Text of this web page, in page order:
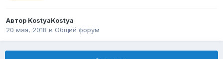
Автор KostyaKostya
20 мая, 2018 в Общий форум